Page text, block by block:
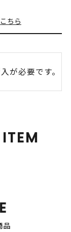
こちら
が必要です。
品